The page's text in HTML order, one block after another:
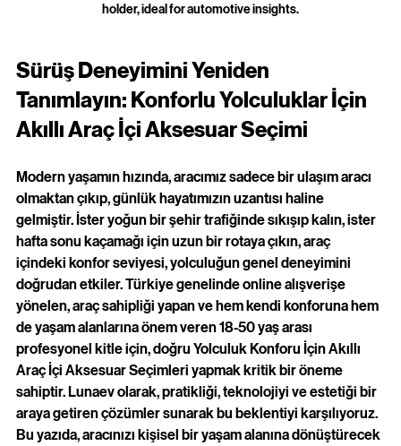
holder, ideal for automotive insights.
Sürüş Deneyimini Yeniden
Tanımlayın: Konforlu Yolculuklar İçin
Akıllı Araç İçi Aksesuar Seçimi
Modern yaşamın hızında, aracımız sadece bir ulaşım aracı
olmaktan çıkıp, günlük hayatımızın uzantısı haline
gelmiştir. İster yoğun bir şehir trafiğinde sıkışıp kalın, ister
hafta sonu kaçamağı için uzun bir rotaya çıkın, araç
içindeki konfor seviyesi, yolculuğun genel deneyimini
doğrudan etkiler. Türkiye genelinde online alışverişe
yönelen, araç sahipliği yapan ve hem kendi konforuna hem
de yaşam alanlarına önem veren 18-50 yaş arası
profesyonel kitle için, doğru Yolculuk Konforu İçin Akıllı
Araç İçi Aksesuar Seçimleri yapmak kritik bir öneme
sahiptir. Lunaev olarak, pratikliği, teknolojiyi ve estetiği bir
araya getiren çözümler sunarak bu beklentiyi karşılıyoruz.
Bu yazıda, aracınızı kişisel bir yaşam alanına dönüştürecek